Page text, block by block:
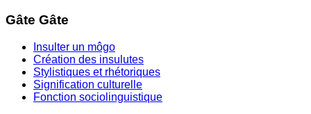
Gâte Gâte
Insulter un môgo
Création des insulutes
Stylistiques et rhétoriques
Signification culturelle
Fonction sociolinguistique